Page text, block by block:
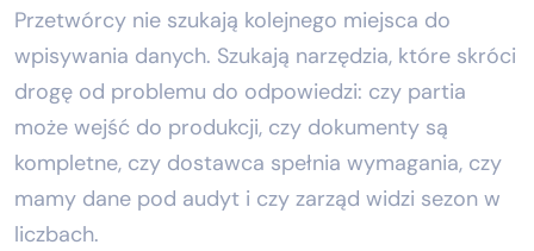
Przetwórcy nie szukają kolejnego miejsca do
wpisywania danych. Szukają narzędzia, które skróci
drogę od problemu do odpowiedzi: czy partia
może wejść do produkcji, czy dokumenty są
kompletne, czy dostawca spełnia wymagania, czy
mamy dane pod audyt i czy zarząd widzi sezon w
liczbach.